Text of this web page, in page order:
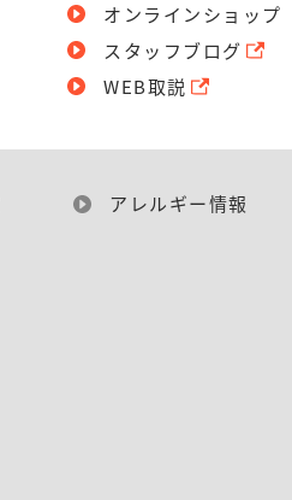
オンラインショップ
スタッフブログ
WEB取説
アレルギー情報